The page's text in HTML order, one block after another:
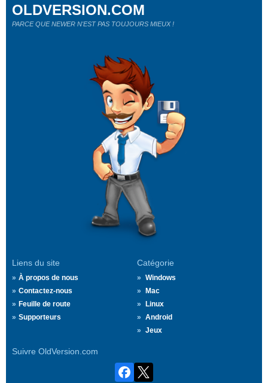
Liens du site
À propos de nous
Contactez-nous
Feuille de route
Supporteurs
Catégorie
Windows
Mac
Linux
Android
Jeux
Suivre OldVersion.com
OLDVERSION.COM
PARCE QUE NEWER N'EST PAS TOUJOURS MIEUX !